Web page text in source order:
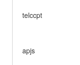
telccpt
apjs